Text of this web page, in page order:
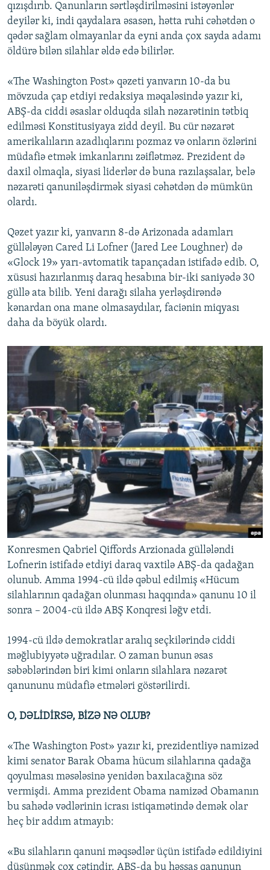
qızışdırıb. Qanunların sərtləşdirilməsini istəyənlər
deyilər ki, indi qaydalara əsasən, hətta ruhi cəhətdən o
qədər sağlam olmayanlar da eyni anda çox sayda adamı
öldürə bilən silahlar əldə edə bilirlər.
«The Washington Post» qəzeti yanvarın 10-da bu
mövzuda çap etdiyi redaksiya məqaləsində yazır ki,
ABŞ-da ciddi əsaslar olduqda silah nəzarətinin tətbiq
edilməsi Konstitusiyaya zidd deyil. Bu cür nəzarət
amerikalıların azadlıqlarını pozmaz və onların özlərini
müdafiə etmək imkanlarını zəiflətməz. Prezident də
daxil olmaqla, siyasi liderlər də buna razılaşsalar, belə
nəzarəti qanuniləşdirmək siyasi cəhətdən də mümkün
olardı.
Qəzet yazır ki, yanvarın 8-də Arizonada adamları
güllələyən Cared Li Lofner (Jared Lee Loughner) də
«Glock 19» yarı-avtomatik tapançadan istifadə edib. O,
xüsusi hazırlanmış daraq hesabına bir-iki saniyədə 30
güllə ata bilib. Yeni darağı silaha yerləşdirəndə
kənardan ona mane olmasaydılar, faciənin miqyası
daha da böyük olardı.
Konresmen Qabriel Qiffords Arzionada güllələndi
Lofnerin istifadə etdiyi daraq vaxtilə ABŞ-da qadağan
olunub. Amma 1994-cü ildə qəbul edilmiş «Hücum
silahlarının qadağan olunması haqqında» qanunu 10 il
sonra – 2004-cü ildə ABŞ Konqresi ləğv etdi.
1994-cü ildə demokratlar aralıq seçkilərində ciddi
məğlubiyyətə uğradılar. O zaman bunun əsas
səbəblərindən biri kimi onların silahlara nəzarət
qanununu müdafiə etmələri göstərilirdi.
O, DƏLİDİRSƏ, BİZƏ NƏ OLUB?
«The Washington Post» yazır ki, prezidentliyə namizəd
kimi senator Barak Obama hücum silahlarına qadağa
qoyulması məsələsinə yenidən baxılacağına söz
vermişdi. Amma prezident Obama namizəd Obamanın
bu sahədə vədlərinin icrası istiqamətində demək olar
heç bir addım atmayıb:
«Bu silahların qanuni məqsədlər üçün istifadə edildiyini
düşünmək çox çətindir. ABŞ-da bu həssas qanunun